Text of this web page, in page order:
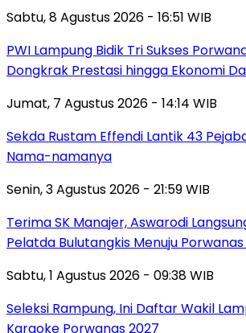
Sabtu, 8 Agustus 2026 - 16:51 WIB
PWI Lampung Bidik Tri Sukses
Dongkrak Prestasi hingga Ekonomi
Jumat, 7 Agustus 2026 - 14:14 WIB
Sekda Rustam Effendi Lantik 43
Nama-namanya
Senin, 3 Agustus 2026 - 21:59 WIB
Terima SK Manajer, Aswarodi
Pelatda Bulutangkis Menuju Porwanas
Sabtu, 1 Agustus 2026 - 09:38 WIB
Seleksi Rampung, Ini Daftar Wakil
Karaoke Porwanas 2027